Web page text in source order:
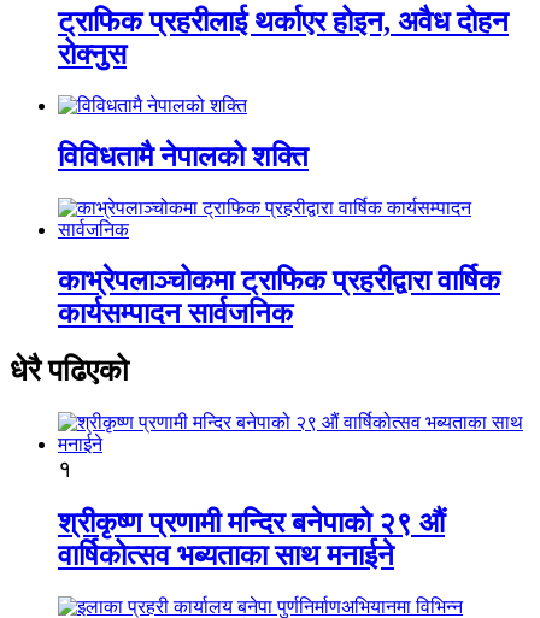
ट्राफिक प्रहरीलाई थर्काएर होइन, अवैध दोहन
रोक्नुस
विविधतामै नेपालको शक्ति
काभ्रेपलाञ्चोकमा ट्राफिक प्रहरीद्वारा वार्षिक
कार्यसम्पादन सार्वजनिक
धेरै पढिएको
१
श्रीकृष्ण प्रणामी मन्दिर बनेपाको २९ औं
वार्षिकोत्सव भब्यताका साथ मनाईने